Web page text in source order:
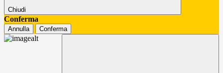
Chiudi
Conferma
Annulla Conferma